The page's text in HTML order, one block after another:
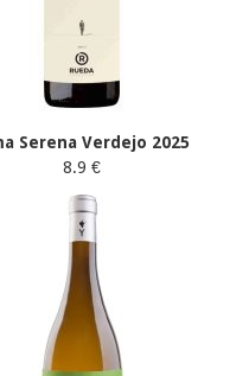
Serena Verdejo 2025
8.9 €